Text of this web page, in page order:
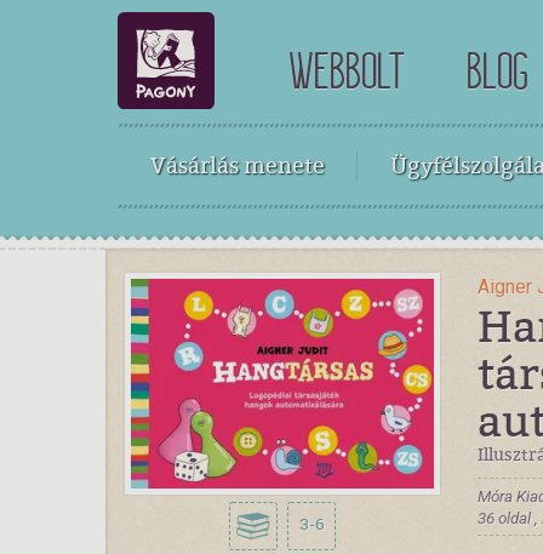
WEBBOLT BLOG
Vásárlás menete
3-6
Aigner
Móra
36 oldal